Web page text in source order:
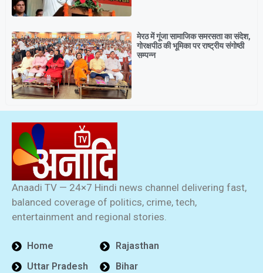
मेरठ में गूंजा सामाजिक समरसता का संदेश,
गोरक्षपीठ की भूमिका पर राष्ट्रीय संगोष्ठी
सम्पन्न
Anaadi TV — 24×7 Hindi news channel delivering fast,
balanced coverage of politics, crime, tech,
entertainment and regional stories.
Home
Uttar Pradesh
Rajasthan
Bihar